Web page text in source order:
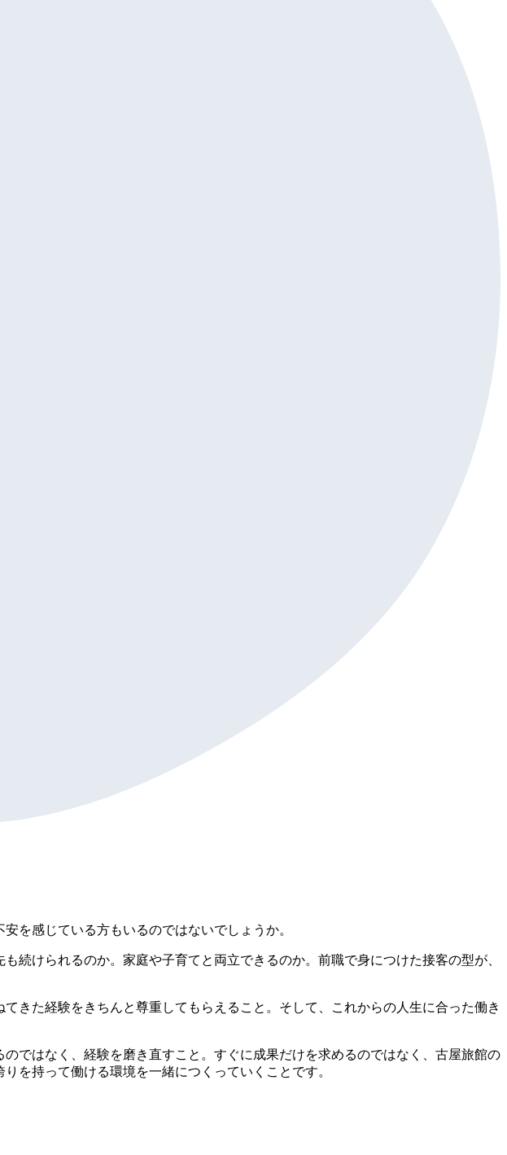
を感じている方もいるのではないでしょうか。
続けられるのか。家庭や子育てと両立できるのか。前職で身につけた接客の型が、
きた経験をきちんと尊重してもらえること。そして、これからの人生に合った働き
ではなく、経験を磨き直すこと。すぐに成果だけを求めるのではなく、古屋旅館の
を持って働ける環境を一緒につくっていくことです。